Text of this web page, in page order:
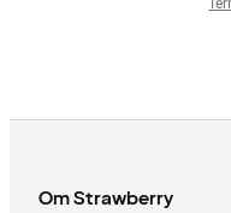
Om Strawberry